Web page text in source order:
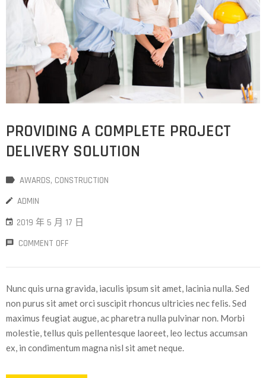
PROVIDING A COMPLETE PROJECT
DELIVERY SOLUTION
AWARDS‚ CONSTRUCTION
ADMIN
2019 年 5 月 17 日
COMMENT OFF
Nunc quis urna gravida, iaculis ipsum sit amet, lacinia nulla. Sed
non purus sit amet orci suscipit rhoncus ultricies nec felis. Sed
maximus feugiat augue, ac pharetra nulla pulvinar non. Morbi
molestie, tellus quis pellentesque laoreet, leo lectus accumsan
ex, in condimentum magna nisl sit amet neque.